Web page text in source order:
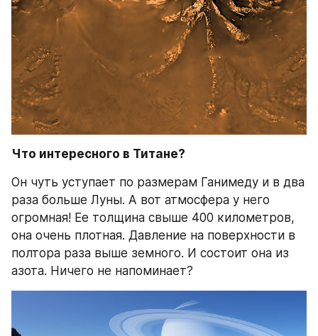
Что интересного в Титане?
Он чуть уступает по размерам Ганимеду и в два
раза больше Луны. А вот атмосфера у него
огромная! Ее толщина свыше 400 километров,
она очень плотная. Давление на поверхности в
полтора раза выше земного. И состоит она из
азота. Ничего не напоминает?